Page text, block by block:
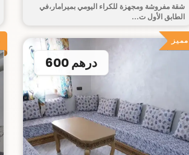
شقة مفروشة ومجهزة للكراء اليومي بميرامار،في
الطابق الأول ت...
مميز
600 درهم